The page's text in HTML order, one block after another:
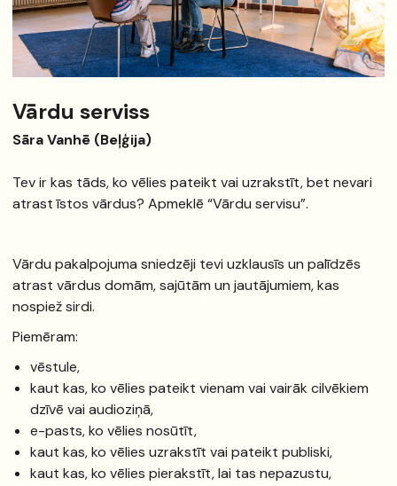
Vārdu serviss
Sāra Vanhē (Beļģija)
Tev ir kas tāds, ko vēlies pateikt vai uzrakstīt, bet nevari
atrast īstos vārdus? Apmeklē “Vārdu servisu”.
Vārdu pakalpojuma sniedzēji tevi uzklausīs un palīdzēs
atrast vārdus domām, sajūtām un jautājumiem, kas
nospiež sirdi.
Piemēram:
vēstule,
kaut kas, ko vēlies pateikt vienam vai vairāk cilvēkiem
dzīvē vai audioziņā,
e-pasts, ko vēlies nosūtīt,
kaut kas, ko vēlies uzrakstīt vai pateikt publiski,
kaut kas, ko vēlies pierakstīt, lai tas nepazustu,